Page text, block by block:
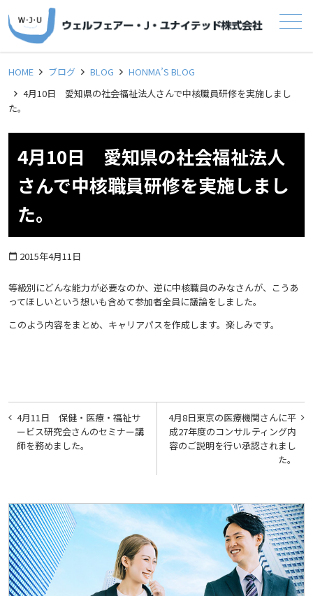
メニュー
HOME ブログ BLOG
HONMA’S BLOG
4月10日 愛知県の社会福祉法人さんで中核職員研修を実施しまし
た。
4月10日 愛知県の社会福祉法人
さんで中核職員研修を実施しまし
た。
calendar_today 2015年4月11日
等級別にどんな能力が必要なのか、逆に中核職員のみなさんが、こうあ
ってほしいという想いも含めて参加者全員に議論をしました。
このよう内容をまとめ、キャリアパスを作成します。楽しみです。
投
稿
ナ
ゲ
ー
シ
ョ
ン
4月8日東京の医療機関さんに平
成27年度のコンサルティング内
容のご説明を行い承認されまし
た。
4月11日 保健・医療・福祉サ
ービス研究会さんのセミナー講
師を務めました。